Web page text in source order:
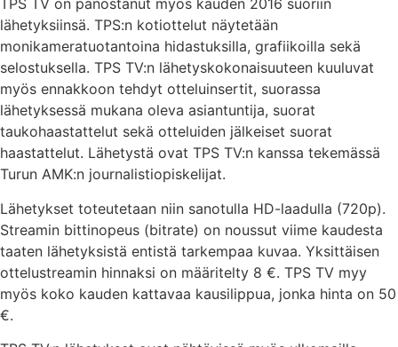
TPS TV on panostanut myös kauden 2016 suoriin
lähetyksiinsä. TPS:n kotiottelut näytetään
monikameratuotantoina hidastuksilla, grafiikoilla sekä
selostuksella. TPS TV:n lähetyskokonaisuuteen kuuluvat
myös ennakkoon tehdyt otteluinsertit, suorassa
lähetyksessä mukana oleva asiantuntija, suorat
taukohaastattelut sekä otteluiden jälkeiset suorat
haastattelut. Lähetystä ovat TPS TV:n kanssa tekemässä
Turun AMK:n journalistiopiskelijat.
Lähetykset toteutetaan niin sanotulla HD-laadulla (720p).
Streamin bittinopeus (bitrate) on noussut viime kaudesta
taaten lähetyksistä entistä tarkempaa kuvaa. Yksittäisen
ottelustreamin hinnaksi on määritelty 8 €. TPS TV myy
myös koko kauden kattavaa kausilippua, jonka hinta on 50
€.